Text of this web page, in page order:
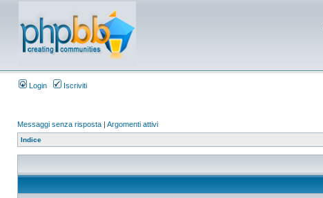
Login Iscriviti
Messaggi senza risposta | Argomenti attivi
Indice